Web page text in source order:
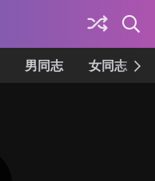
男同志 女同志